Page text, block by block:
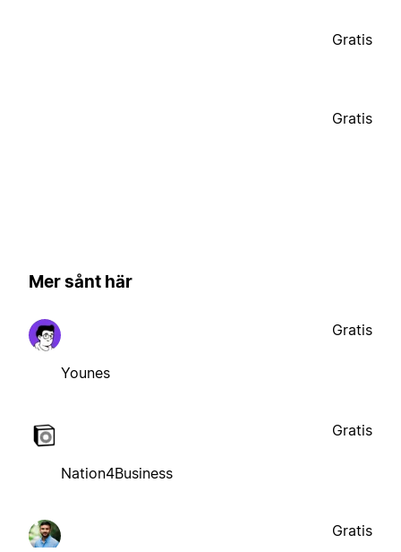
Gratis
Gratis
Mer sånt här
Younes
Gratis
Nation4Business
Gratis
Gratis